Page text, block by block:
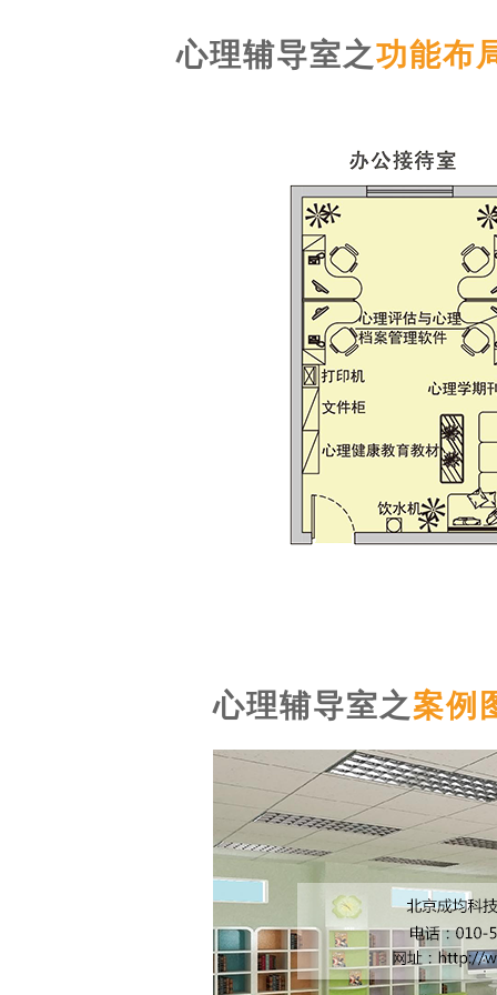
心理辅导室之功能布
心理辅导室之案例